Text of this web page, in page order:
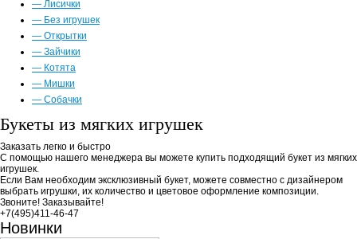
— Лисички
— Без игрушек
— Открытки
— Зайчики
— Котята
— Мишки
— Собачки
Букеты из мягких игрушек
Заказать легко и быстро
С помощью нашего менеджера вы можете купить подходящий букет из мягких
игрушек.
Если Вам необходим эксклюзивный букет, можете совместно с дизайнером
выбрать игрушки, их количество и цветовое оформление композиции.
Звоните! Заказывайте!
+7(495)411-46-47
Новинки